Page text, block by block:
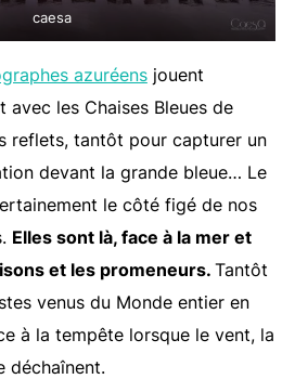
caesa
azuréensjouent
avec les Chaises Bleues de
reflets, tantôt pour capturer un
devant la grande bleue… Le
le côté figé de nos
Elles sont là, face à la mer et
et les promeneurs. Tantôt
venus du Monde entier en
à la tempête lorsque le vent, la
déchaînent.